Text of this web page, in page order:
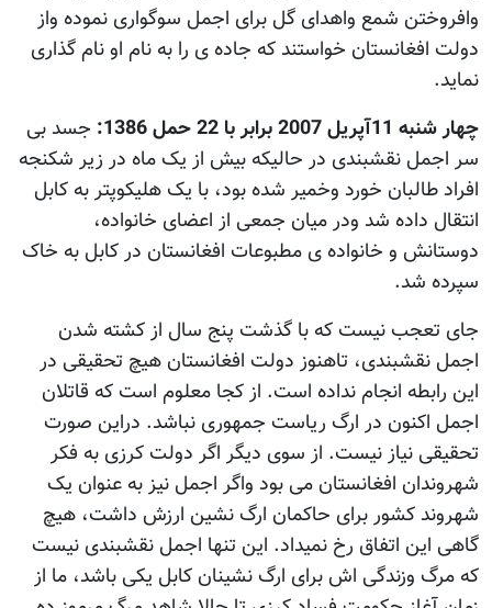
وافروختن شمع واهدای گل برای اجمل سوگواری نموده واز
دولت افغانستان خواستند که جاده ی را به نام او نام گذاری
نماید.
چهار شنبه 11آپریل 2007 برابر با 22 حمل 1386:
جسد بی
سر اجمل نقشبندی در حالیکه بیش از یک ماه در زیر شکنجه
افراد طالبان خورد وخمیر شده بود، با یک هلیکوپتر به کابل
انتقال داده شد ودر میان جمعی از اعضای خانواده،
دوستانش و خانواده ی مطبوعات افغانستان در کابل به خاک
سپرده شد.
جای تعجب نیست که با گذشت پنج سال از کشته شدن
اجمل نقشبندی، تاهنوز دولت افغانستان هیچ تحقیقی در
این رابطه انجام نداده است. از کجا معلوم است که قاتلان
اجمل اکنون در ارگ ریاست جمهوری نباشد. دراین صورت
تحقیقی نیاز نیست. از سوی دیگر اگر دولت کرزی به فکر
شهروندان افغانستان می بود واگر اجمل نیز به عنوان یک
شهروند کشور برای حاکمان ارگ نشین ارزش داشت، هیچ
گاهی این اتفاق رخ نمیداد. این تنها اجمل نقشبندی نیست
که مرگ وزندگی اش برای ارگ نشینان کابل یکی باشد، ما از